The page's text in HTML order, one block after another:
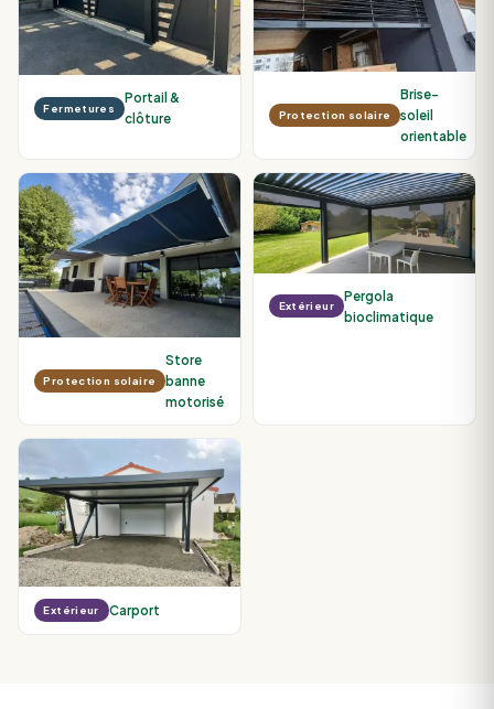
Fermetures
Portail &
clôture
Protection solaire
Brise-
soleil
orientable
Protection solaire
Store
banne
motorisé
Extérieur
Pergola
bioclimatique
Extérieur Carport